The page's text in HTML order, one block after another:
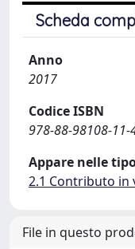
Scheda
Anno
2017
Codice ISBN
978-88-98108-11-
Appare nelle
2.1 Contributo in
File in questo